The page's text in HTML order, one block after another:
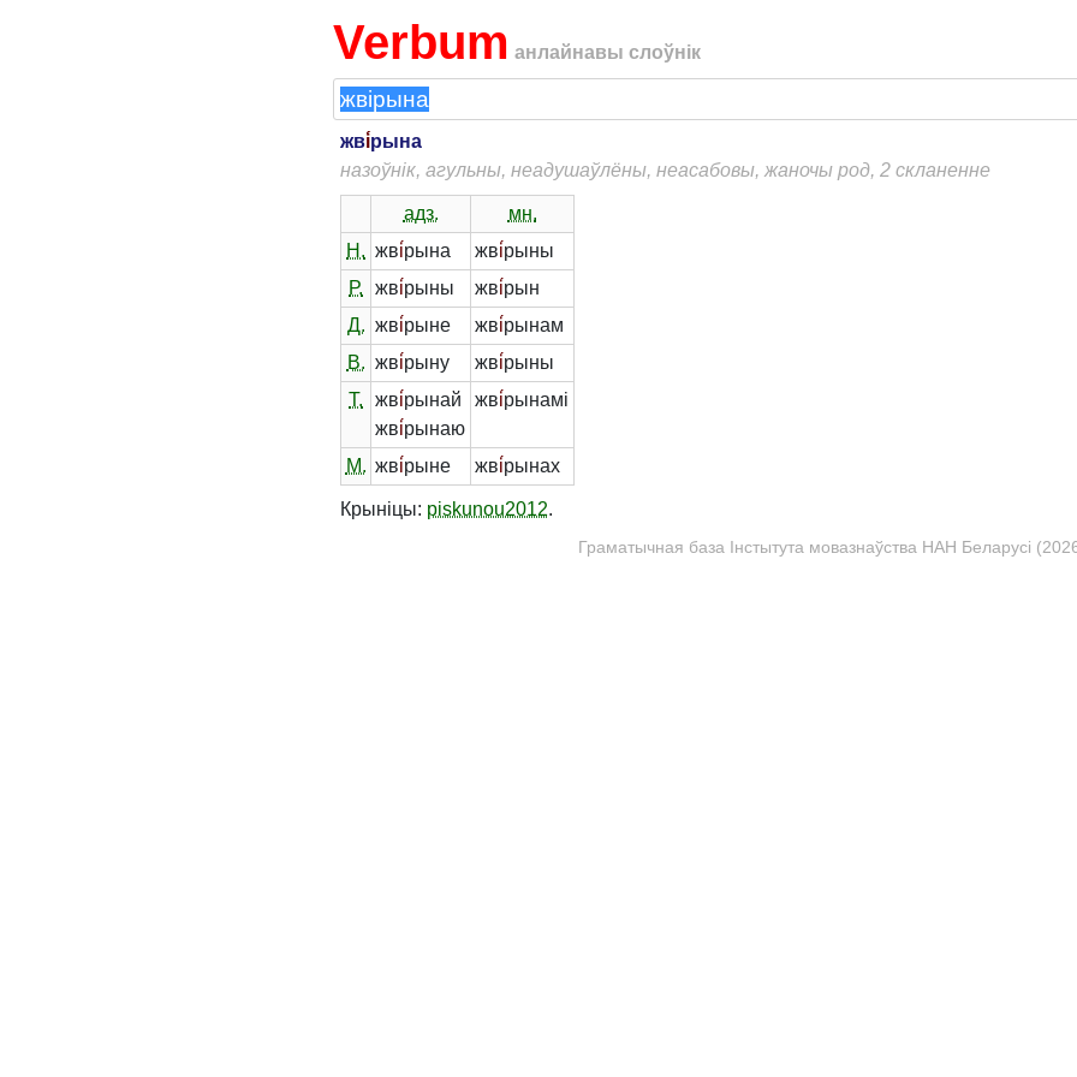
Verbum анлайнавы слоўнік
жві́рына
назоўнік, агульны, неадушаўлёны, неасабовы, жаночы род, 2 скланенне
адз.
мн.
Н. жві́рына жві́рыны
Р.
жві́рыны жві́рын
Д. жві́рыне жві́рынам
В. жві́рыну жві́рыны
Т.
жві́рынай
жві́рынаю
жві́рынамі
М. жві́рыне жві́рынах
Крыніцы: piskunou2012.
Граматычная база Інстытута мовазнаўства НАН Беларусі